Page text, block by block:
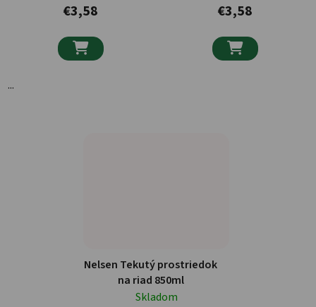
€3,58

...
€3,58

Nelsen Tekutý prostriedok
na riad 850ml
Skladom